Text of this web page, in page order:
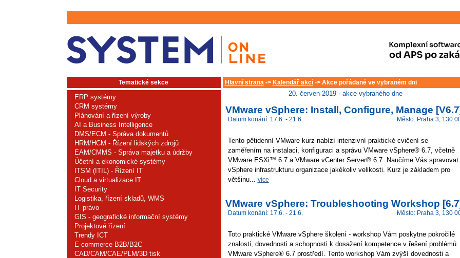
Tematické sekce
ERP systémy
CRM systémy
Plánování a řízení výroby
AI a Business Intelligence
DMS/ECM - Správa dokumentů
HRM/HCM - Řízení lidských zdrojů
EAM/CMMS - Správa majetku a údržby
Účetní a ekonomické systémy
ITSM (ITIL) - Řízení IT
Cloud a virtualizace IT
IT Security
Logistika, řízení skladů, WMS
IT právo
GIS - geografické informační systémy
Projektové řízení
Trendy ICT
E-commerce B2B/B2C
CAD/CAM/CAE/PLM/3D tisk
Hlavní strana-> Kalendář akcí-> Akce pořádané ve vybraném dni
20. červen 2019 - akce vybraného dne
VMware vSphere: Install, Configure, Manage
Datum konání: 17.6. - 21.6. Město: Praha 3, 130
Tento pětidenní VMware kurz nabízí intenzivní praktické cvičení se
zaměřením na instalaci, konfiguraci a správu VMware vSphere® 6.7, včetně
VMware ESXi™ 6.7 a VMware vCenter Server® 6.7. Naučíme Vás spravovat
vSphere infrastrukturu organizace jakékoliv velikosti. Kurz je základem pro
většinu... více
VMware vSphere: Troubleshooting Workshop
Datum konání: 17.6. - 21.6. Město: Praha 3, 130
Toto praktické VMware vSphere školení - workshop Vám poskytne pokročilé
znalosti, dovednosti a schopnosti k dosažení kompetence v řešení problémů
VMware vSphere® 6.7 prostředí. Tento workshop Vám zvýší dovednosti a